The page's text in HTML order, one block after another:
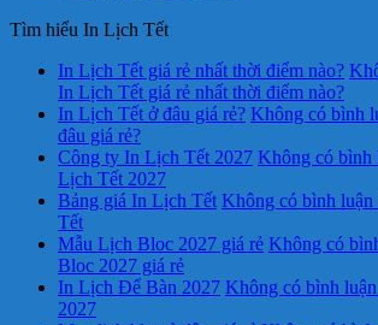
Tìm hiểu In Lịch Tết
In Lịch Tết giá rẻ nhất thời điểm nào?
In Lịch Tết giá rẻ nhất thời điểm nào?
In Lịch Tết ở đâu giá rẻ? Không có bình
đâu giá rẻ?
Công ty In Lịch Tết 2027 Không có bình
Lịch Tết 2027
Bảng giá In Lịch Tết Không có bình luận
Tết
Mẫu Lịch Bloc 2027 giá rẻ Không có
Bloc 2027 giá rẻ
In Lịch Để Bàn 2027 Không có bình luận
2027